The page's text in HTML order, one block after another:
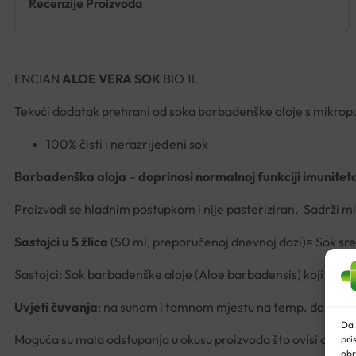
Da
Recenzije Proizvoda
ENCIAN ALOE VERA SOK BIO 1L
Tekući dodatak prehrani od soka barbadenške aloje s
100% čisti i nerazrijeđeni sok
Barbadenška aloja – doprinosi normalnoj funkciji
Proizvodi se hladnim postupkom i nije pasteriziran. Sadrži
Sastojci u 5 žlica (50 ml, preporučenoj dnevnoj dozi)= Sok
Sastojci: Sok barbadenške aloje (Aloe barbadensis) koji
Uvjeti čuvanja: na suhom i tamnom mjestu na temp. do
Moguća su mala odstupanja u okusu proizvoda što ovisi o